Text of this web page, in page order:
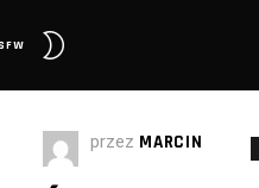
przez MARCIN